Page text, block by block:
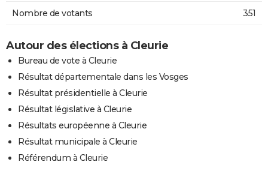
Nombre de votants 351
Autour des élections à Cleurie
Bureau de vote à Cleurie
Résultat départementale dans les Vosges
Résultat présidentielle à Cleurie
Résultat législative à Cleurie
Résultats européenne à Cleurie
Résultat municipale à Cleurie
Référendum à Cleurie